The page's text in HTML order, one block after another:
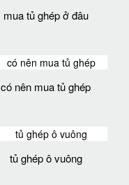
mua tủ ghép ở đâu
có nên mua tủ ghép
tủ ghép ô vuông